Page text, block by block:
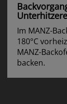
Im MANZ-
180°C
MANZ-
backen.